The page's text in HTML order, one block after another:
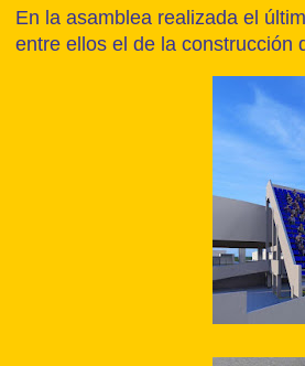
En la asamblea realizada el
entre ellos el de la construcción